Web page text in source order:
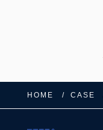
HOME CASE